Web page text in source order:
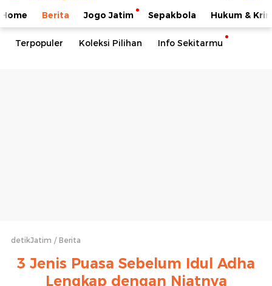
Home Berita Jogo Jatim Sepakbola Hukum &
Terpopuler Koleksi Pilihan Info Sekitarmu
detikJatim Berita
3 Jenis Puasa Sebelum Idul Adha
Lengkap dengan Niatnya